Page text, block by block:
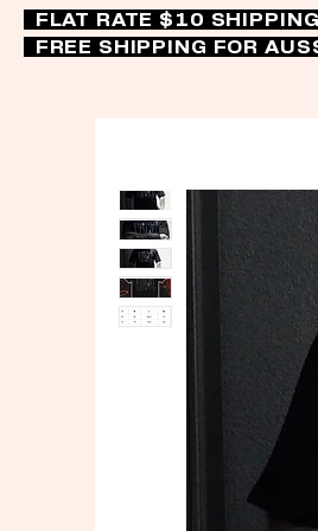
FLAT RATE $10
FREE SHIPPING FOR